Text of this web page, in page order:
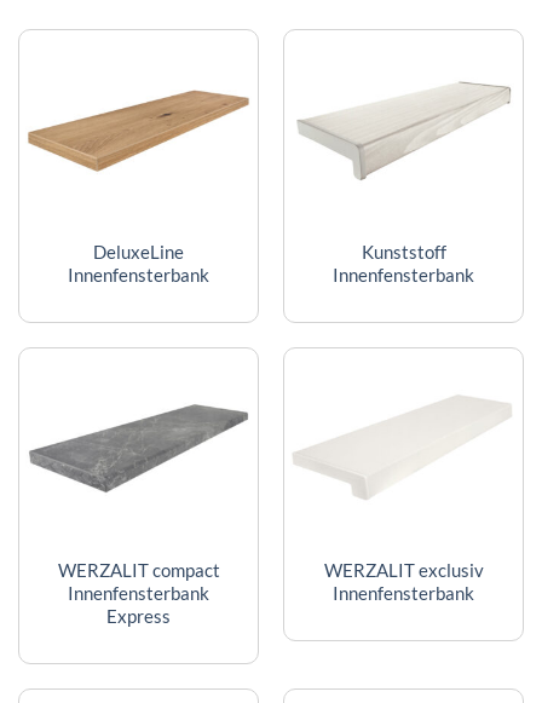
DeluxeLine
Innenfensterbank
Kunststoff
Innenfensterbank
WERZALIT compact
Innenfensterbank
Express
WERZALIT exclusiv
Innenfensterbank